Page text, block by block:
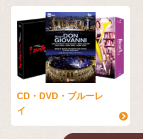
CD・DVD・ブルーレ
イ